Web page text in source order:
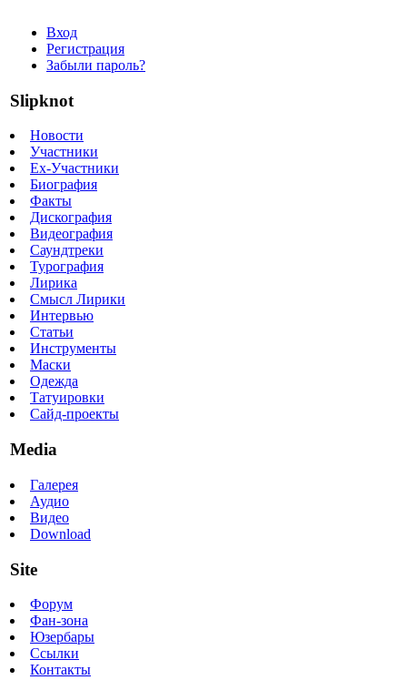
Вход
Регистрация
Забыли пароль?
Slipknot
Новости
Участники
Ex-Участники
Биография
Факты
Дискография
Видеография
Саундтреки
Турография
Лирика
Смысл Лирики
Интервью
Статьи
Инструменты
Маски
Одежда
Татуировки
Сайд-проекты
Media
Галерея
Аудио
Видео
Download
Site
Форум
Фан-зона
Юзербары
Ссылки
Контакты